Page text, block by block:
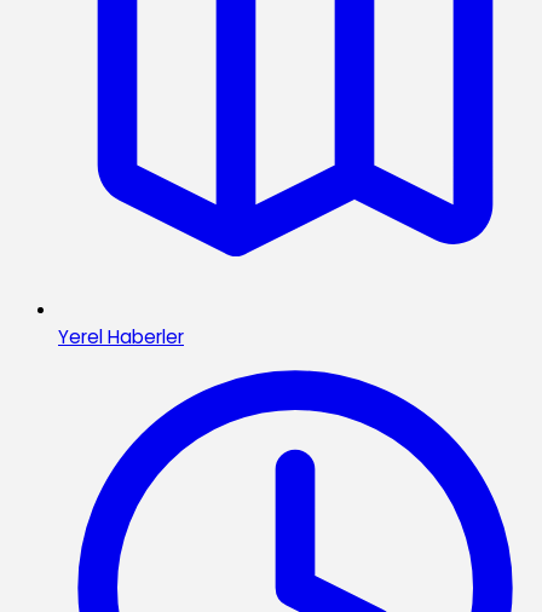
Yerel Haberler